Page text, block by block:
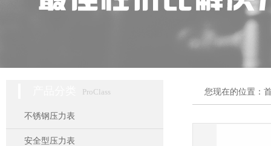
ProClass
不锈钢压力表
安全型压力表
您现在的位置：